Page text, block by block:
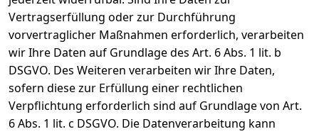
Vertragserfüllung oder zur Durchführung
vorvertraglicher Maßnahmen erforderlich, verarbeiten
wir Ihre Daten auf Grundlage des Art. 6 Abs. 1 lit. b
DSGVO. Des Weiteren verarbeiten wir Ihre Daten,
sofern diese zur Erfüllung einer rechtlichen
Verpflichtung erforderlich sind auf Grundlage von Art.
6 Abs. 1 lit. c DSGVO. Die Datenverarbeitung kann